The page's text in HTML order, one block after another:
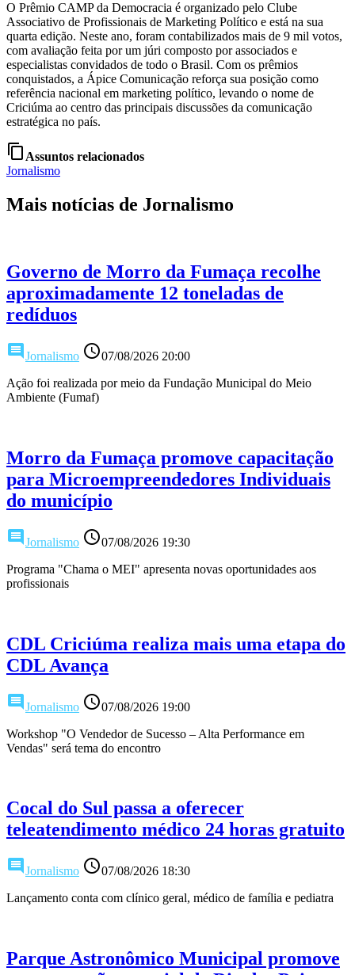
O Prêmio CAMP da Democracia é organizado pelo Clube
Associativo de Profissionais de Marketing Político e está na sua
quarta edição. Neste ano, foram contabilizados mais de 9 mil votos,
com avaliação feita por um júri composto por associados e
especialistas convidados de todo o Brasil. Com os prêmios
conquistados, a Ápice Comunicação reforça sua posição como
referência nacional em marketing político, levando o nome de
Criciúma ao centro das principais discussões da comunicação
estratégica no país.
content_copy Assuntos relacionados
Jornalismo
Mais notícias de Jornalismo
Governo de Morro da Fumaça recolhe
aproximadamente 12 toneladas de
redíduos
comment Jornalismo access_time07/08/2026 20:00
Ação foi realizada por meio da Fundação Municipal do Meio
Ambiente (Fumaf)
Morro da Fumaça promove capacitação
para Microempreendedores Individuais
do município
comment Jornalismo access_time07/08/2026 19:30
Programa "Chama o MEI" apresenta novas oportunidades aos
profissionais
CDL Criciúma realiza mais uma etapa do
CDL Avança
comment Jornalismo access_time07/08/2026 19:00
Workshop "O Vendedor de Sucesso – Alta Performance em
Vendas" será tema do encontro
Cocal do Sul passa a oferecer
teleatendimento médico 24 horas gratuito
comment Jornalismo access_time07/08/2026 18:30
Lançamento conta com clínico geral, médico de família e pediatra
Parque Astronômico Municipal promove